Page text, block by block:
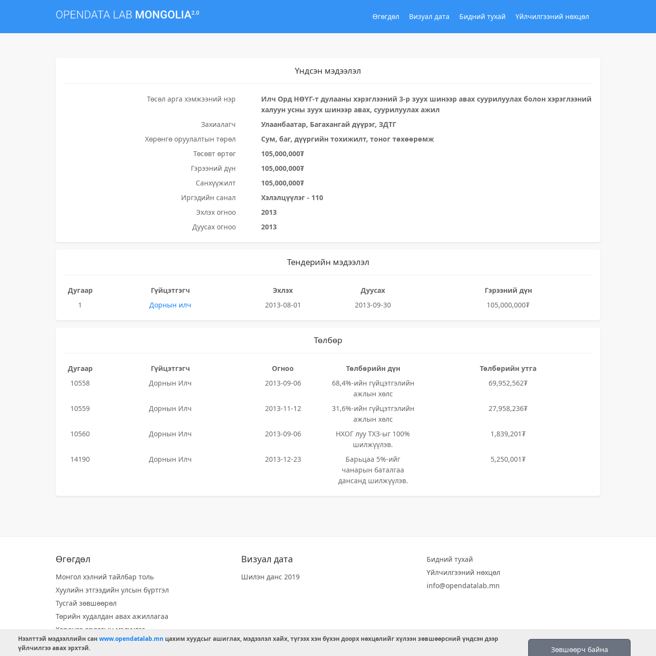
Өгөгдөл Визуал дата Бидний тухай Үйлчилгээний нөхцөл
Үндсэн мэдээлэл
Төсөл арга хэмжээний нэр
Илч Орд НӨҮГ-т дулааны хэрэглээний 3-р зуух шинээр авах суурилуулах болон хэрэглээний
халуун усны зуух шинээр авах, суурилуулах ажил
Захиалагч
Улаанбаатар, Багахангай дүүрэг, ЗДТГ
Хөрөнгө оруулалтын төрөл
Сум, баг, дүүргийн тохижилт, тоног төхөөрөмж
Төсөвт өртөг
105,000,000₮
Гэрээний дүн
105,000,000₮
Санхүүжилт
105,000,000₮
Иргэдийн санал
Хэлэлцүүлэг - 110
Эхлэх огноо
2013
Дуусах огноо
2013
Тендерийн мэдээлэл
Дугаар Гүйцэтгэгч Эхлэх Дуусах
Гэрээний дүн
1
Дорнын илч 2013-08-01 2013-09-30 105,000,000₮
Төлбөр
Дугаар Гүйцэтгэгч Огноо Төлбөрийн дүн
Төлбөрийн утга
10558
Дорнын Илч 2013-09-06
68,4%-ийн гүйцэтгэлийн
ажлын хөлс
69,952,562₮
10559 Дорнын Илч 2013-11-12
31,6%-ийн гүйцэтгэлийн
ажлын хөлс
27,958,236₮
10560 Дорнын Илч 2013-09-06
НХОГ луу ТХЗ-ыг 100%
шилжүүлэв.
1,839,201₮
14190 Дорнын Илч 2013-12-23
Барьцаа 5%-ийг
чанарын баталгаа
дансанд шилжүүлэв.
5,250,001₮
Өгөгдөл
Монгол хэлний тайлбар толь
Хуулийн этгээдийн улсын бүртгэл
Тусгай зөвшөөрөл
Төрийн худалдан авах ажиллагаа
Хөрөнгө орлогын мэдүүлэг
Орон нутгийн хөгжлийн сан
Визуал дата
Шилэн данс 2019
Бидний тухай
Үйлчилгээний нөхцөл
info@opendatalab.mn
Зөвшөөрч байна
Нээлттэй мэдээллийн сан www.opendatalab.mn цахим хуудсыг ашиглах, мэдээлэл хайх, түгээх хэн бүхэн доорх нөхцөлийг хүлээн зөвшөөрсний үндсэн дээр
үйлчилгээ авах эрхтэй.